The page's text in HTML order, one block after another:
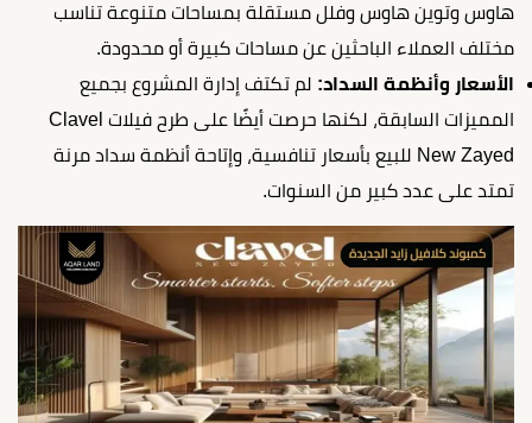
هاوس وتوين هاوس وفلل مستقلة بمساحات متنوعة تناسب
مختلف العملاء الباحثين عن مساحات كبيرة أو محدودة.
الأسعار وأنظمة السداد: لم تكتف إدارة المشروع بجميع
المميزات السابقة، لكنها حرصت أيضًا على طرح فيلات Clavel
New Zayed للبيع بأسعار تنافسية، وإتاحة أنظمة سداد مرنة
تمتد على عدد كبير من السنوات.